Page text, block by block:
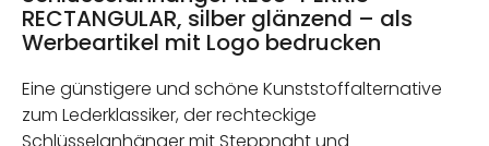
RECTANGULAR, silber glänzend – als
Werbeartikel mit Logo bedrucken
Eine günstigere und schöne Kunststoffalternative
zum Lederklassiker, der rechteckige